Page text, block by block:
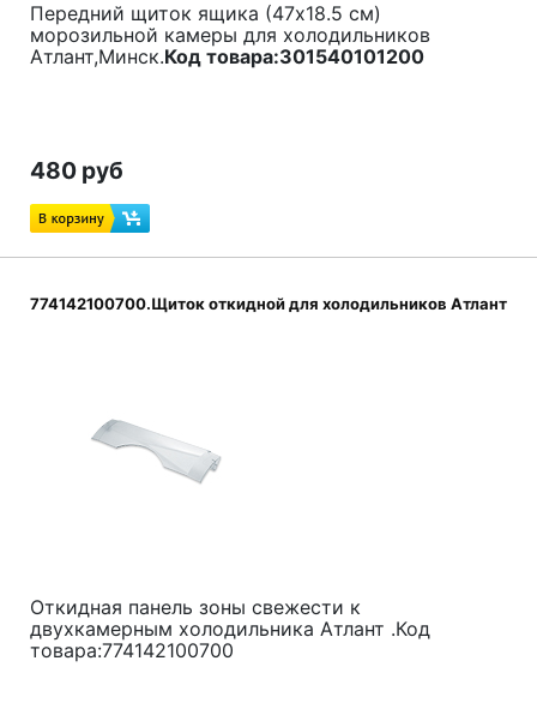
Передний щиток ящика (47x18.5 см)
морозильной камеры для холодильников
Атлант,Минск.Код товара:301540101200
480 руб
774142100700.Щиток откидной для холодильников Атлант
Откидная панель зоны свежести к
двухкамерным холодильника Атлант .Код
товара:774142100700